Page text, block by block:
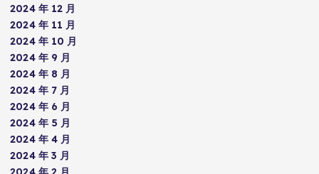
2024 年 12 月
2024 年 11 月
2024 年 10 月
2024 年 9 月
2024 年 8 月
2024 年 7 月
2024 年 6 月
2024 年 5 月
2024 年 4 月
2024 年 3 月